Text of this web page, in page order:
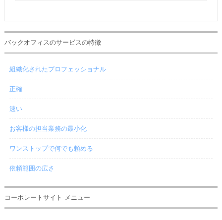
バックオフィスのサービスの特徴
組織化されたプロフェッショナル
正確
速い
お客様の担当業務の最小化
ワンストップで何でも頼める
依頼範囲の広さ
コーポレートサイト メニュー